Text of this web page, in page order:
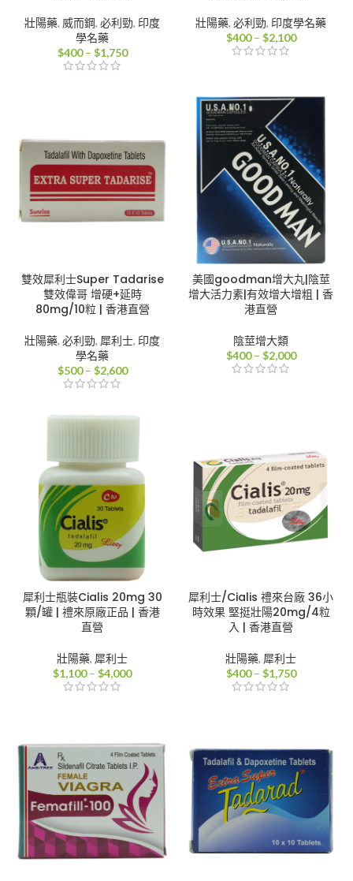
壯陽藥, 威而鋼, 必利勁, 印度
學名藥
$400 – $1,750價
$1,750
壯陽藥, 必利勁, 印度學名藥
$400 – $2,100價
$400
雙效犀利士Super Tadarise
雙效偉哥 增硬+延時
80mg/10粒 | 香港直營
壯陽藥, 必利勁, 犀利士, 印度
學名藥
$500 – $2,600價
圍：
$2,600
美國goodman增大丸|陰莖
增大活力素|有效增大增粗 | 香
港直營
陰莖增大類
$400 – $2,000價
犀利士瓶裝Cialis 20mg 30
顆/罐 | 禮來原廠正品 | 香港
直營
壯陽藥, 犀利士
$1,100 – $4,000價
到
$4,000
犀利士/Cialis 禮來台廠 36小
時效果 堅挺壯陽20mg/4粒
入 | 香港直營
壯陽藥, 犀利士
$400 – $1,750價
到
$1,750